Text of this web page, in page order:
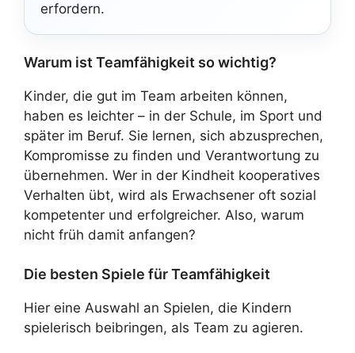
erfordern.
Warum ist Teamfähigkeit so wichtig?
Kinder, die gut im Team arbeiten können,
haben es leichter – in der Schule, im Sport und
später im Beruf. Sie lernen, sich abzusprechen,
Kompromisse zu finden und Verantwortung zu
übernehmen. Wer in der Kindheit kooperatives
Verhalten übt, wird als Erwachsener oft sozial
kompetenter und erfolgreicher. Also, warum
nicht früh damit anfangen?
Die besten Spiele für Teamfähigkeit
Hier eine Auswahl an Spielen, die Kindern
spielerisch beibringen, als Team zu agieren.